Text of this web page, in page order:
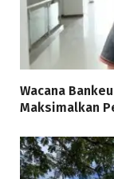
Wacana
Maksimalkan